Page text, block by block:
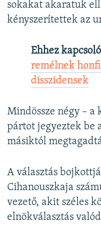
sokakat akaratuk
kényszerítettek az
Ehhez
remélnek
disszidensek
Mindössze négy –
pártot jegyeztek be
másiktól
A választás
Cihanouszkaja
vezető, akit széles
elnökválasztás